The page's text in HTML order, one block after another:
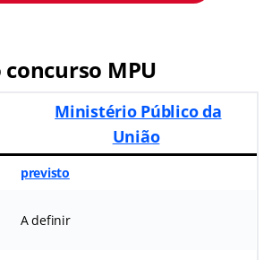
MPU
Ministério Público da
União
previsto
A definir